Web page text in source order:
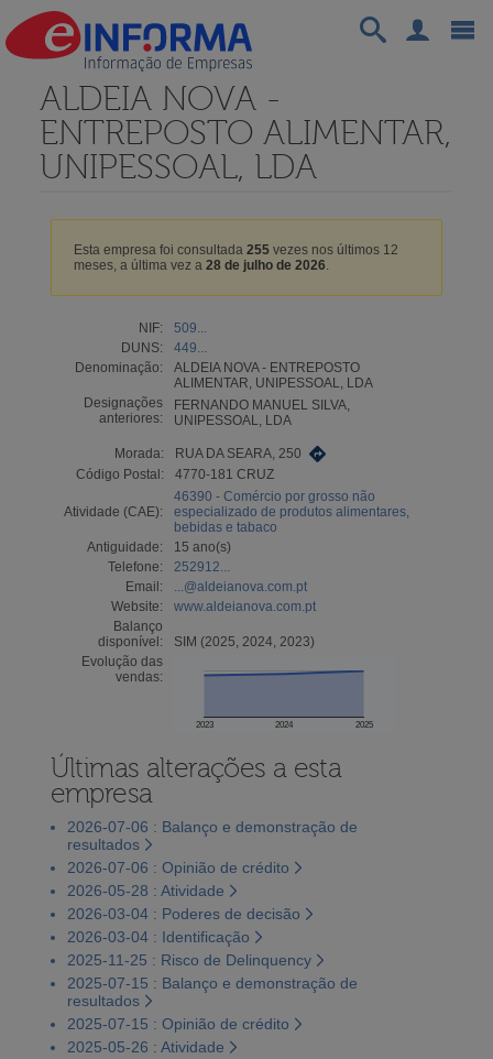
ALDEIA NOVA -
ENTREPOSTO ALIMENTAR,
UNIPESSOAL, LDA
Esta empresa foi consultada 255vezes nos últimos 12
meses, a última vez a 28 de julho de 2026.
NIF:
509...
DUNS:
449...
Denominação:
ALDEIA NOVA - ENTREPOSTO
ALIMENTAR, UNIPESSOAL, LDA
Designações
anteriores:
FERNANDO MANUEL SILVA,
UNIPESSOAL, LDA
Morada:
RUA DA SEARA, 250
Código Postal:
4770-181 CRUZ
Atividade (CAE):
46390 - Comércio por grosso não
especializado de produtos alimentares,
bebidas e tabaco
Antiguidade:
15 ano(s)
Telefone:
252912...
Email:
...@aldeianova.com.pt
Website:
www.aldeianova.com.pt
Balanço
disponível:
SIM (2025, 2024, 2023)
Evolução das
vendas:
2023 2024 2025
Últimas alterações a esta
empresa
2026-07-06 : Balanço e demonstração de
resultados
2026-07-06 : Opinião de crédito
2026-05-28 : Atividade
2026-03-04 : Poderes de decisão
2026-03-04 : Identificação
2025-11-25 : Risco de Delinquency
2025-07-15 : Balanço e demonstração de
resultados
2025-07-15 : Opinião de crédito
2025-05-26 : Atividade